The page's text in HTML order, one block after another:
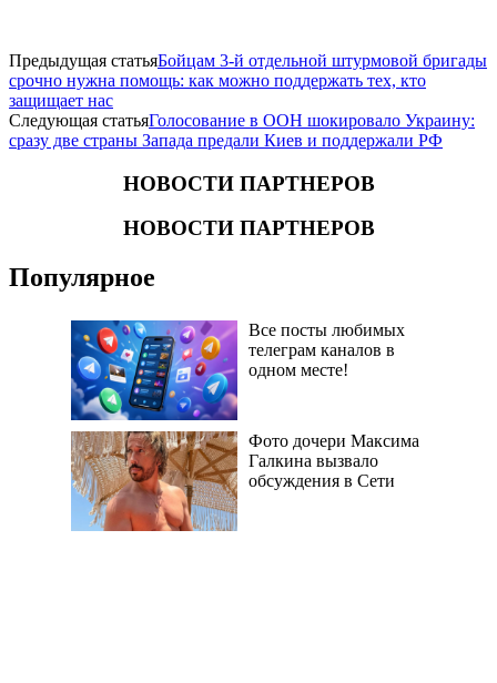
Предыдущая статьяБойцам 3-й отдельной штурмовой бригады
срочно нужна помощь: как можно поддержать тех, кто
защищает нас
Следующая статьяГолосование в ООН шокировало Украину:
сразу две страны Запада предали Киев и поддержали РФ
НОВОСТИ ПАРТНЕРОВ
НОВОСТИ ПАРТНЕРОВ
Популярное
Все посты любимых
телеграм каналов в
одном месте!
Фото дочери Максима
Галкина вызвало
обсуждения в Сети